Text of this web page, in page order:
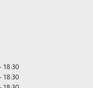
18:30
18:30